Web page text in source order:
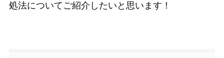
処法についてご紹介したいと思います！